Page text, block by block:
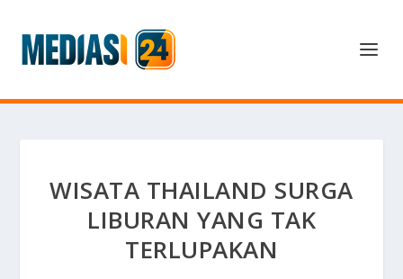
WISATA THAILAND SURGA
LIBURAN YANG TAK
TERLUPAKAN